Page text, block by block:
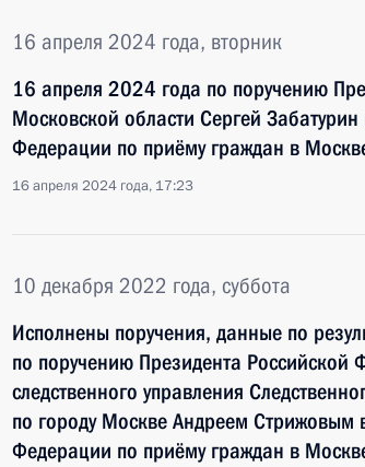
16 апреля 2024 года, вторник
16 апреля 2024 года по поручению
Московской области Сергей
Федерации по приёму граждан в
16 апреля 2024 года, 17:23
10 декабря 2022 года, суббота
Исполнены поручения, данные по
по поручению Президента Российской
следственного управления
по городу Москве Андреем Стрижовым
Федерации по приёму граждан в